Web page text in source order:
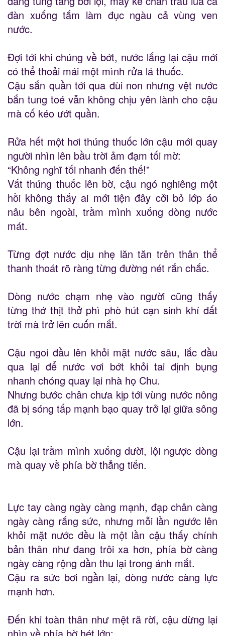
đàn xuống tắm làm đục ngàu cả vùng ven
nước.
Đợi tới khi chúng về bớt, nước lắng lại cậu mới
có thể thoải mái một mình rửa lá thuốc.
Cậu sắn quần tới qua đùi non nhưng vệt nước
bắn tung toé vẫn không chịu yên lành cho cậu
mà cố kéo ướt quần.
Rửa hết một hơi thúng thuốc lớn cậu mới quay
người nhìn lên bầu trời ảm đạm tối mờ:
“Không nghĩ tối nhanh đến thế!”
Vất thúng thuốc lên bờ, cậu ngó nghiêng một
hồi không thấy ai mới tiện đây cởi bỏ lớp áo
nâu bên ngoài, trầm mình xuống dòng nước
mát.
Từng đợt nước dịu nhẹ lăn tăn trên thân thể
thanh thoát rõ ràng từng đường nét rắn chắc.
Dòng nước chạm nhẹ vào người cũng thấy
từng thớ thịt thở phì phò hút cạn sinh khí đất
trời mà trở lên cuốn mắt.
Cậu ngoi đầu lên khỏi mặt nước sâu, lắc đầu
qua lại để nước vơi bớt khỏi tai định bụng
nhanh chóng quay lại nhà họ Chu.
Nhưng bước chân chưa kịp tới vùng nước nông
đã bị sóng tấp mạnh bạo quay trở lại giữa sông
lớn.
Cậu lại trầm mình xuống dười, lội ngược dòng
mà quay về phía bờ thẳng tiến.
Lực tay càng ngày càng mạnh, đạp chân càng
ngày càng rắng sức, nhưng mỗi lần ngước lên
khỏi mặt nước đều là một lần cậu thấy chính
bản thân như đang trôi xa hơn, phía bờ càng
ngày càng rộng dần thu lại trong ánh mắt.
Cậu ra sức bơi ngần lại, dòng nước càng lực
mạnh hơn.
Đến khi toàn thân như mệt rã rời, cậu dừng lại
nhìn về phía bờ hét lớn: